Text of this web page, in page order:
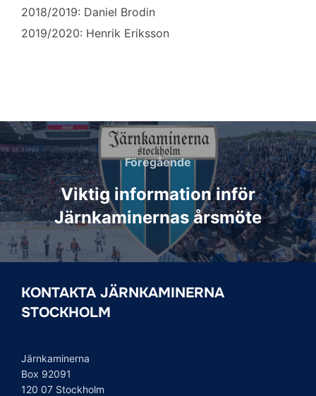
2018/2019: Daniel Brodin
2019/2020: Henrik Eriksson
Inläggsnavigering
Föregående
Föregående
Viktig information inför
Järnkaminernas årsmöte
KONTAKTA JÄRNKAMINERNA
STOCKHOLM
Järnkaminerna
Box 92091
120 07 Stockholm